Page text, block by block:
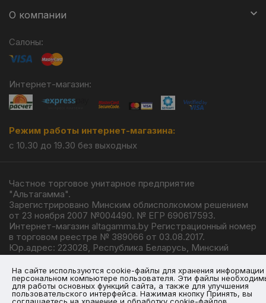
О компании
Салоны:
Интернет-магазин:
Режим работы интернет-магазина:
с 10.30 до 19.30 без выходных
Частное торговое унитарное предприятие
"Альтагамма".
Зарегистрировано Минским облисполкомом решением
от 23 ноября 2007 №004490. № ЕГР 690617593.
Интернет-магазин altagamma.by Регистрационный номер
в торговом реестре № 389066 от 03.08.2017.
Юр.адрес: 223028, Республика Беларусь, Минский
район, г.п. Ждановичи, ул. Линейная, 4/1.
© 2026
На сайте используются cookie-файлы для хранения информации
персональном компьютере пользователя. Эти файлы
для работы основных функций сайта, а также для улучшения
пользовательского интерфейса. Нажимая кнопку Принять, вы